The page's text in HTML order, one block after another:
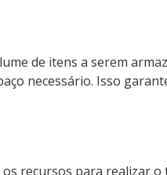
de itens a serem
necessário. Isso
recursos para realizar